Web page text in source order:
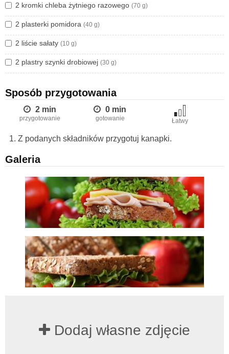
2 kromki chleba żytniego razowego (70 g)
2 plasterki pomidora (40 g)
2 liście sałaty (10 g)
2 plastry szynki drobiowej (30 g)
Sposób przygotowania
2 min
przygotowanie
0 min
gotowanie Łatwy
Z podanych składników przygotuj kanapki.
Galeria
Dodaj własne zdjęcie